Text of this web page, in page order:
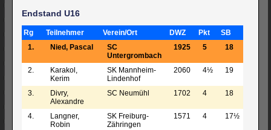
Endstand U16
Rg Teilnehmer Verein/Ort DWZ Pkt
SB
1.
Nied, Pascal
SC
Untergrombach
1925 5 18
2.
Karakol,
Kerim
SK Mannheim-
Lindenhof
2060 4½ 19
3.
Divry,
Alexandre
SC Neumühl 1702 4 18
4.
Langner,
Robin
SK Freiburg-
Zähringen
1571 4 17½